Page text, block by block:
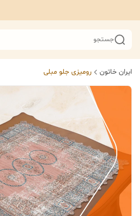
جستجو
ایران خاتون رومیزی جلو مبلی